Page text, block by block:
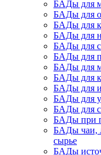
БАДы для
БАДы для
БАДы для
БАДы для
БАДы для
БАДы для
БАДы для
БАДы для
БАДы для
БАДы для
БАДы для
БАДы при
БАДы чаи,
сырье
БАДы